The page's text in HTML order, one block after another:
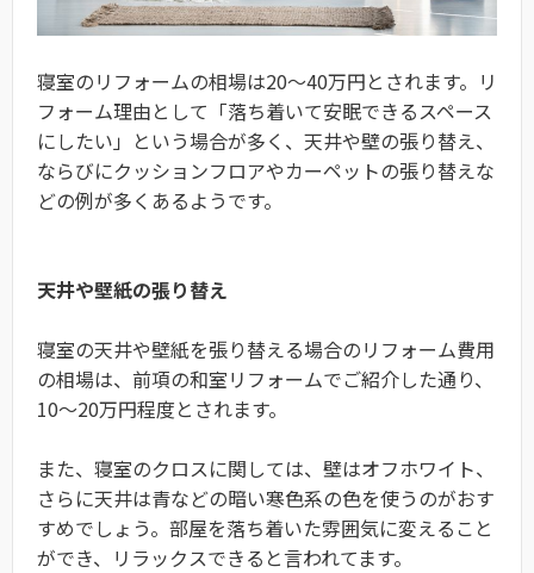
寝室のリフォームの相場は20～40万円とされます。リ
フォーム理由として「落ち着いて安眠できるスペース
にしたい」という場合が多く、天井や壁の張り替え、
ならびにクッションフロアやカーペットの張り替えな
どの例が多くあるようです。
天井や壁紙の張り替え
寝室の天井や壁紙を張り替える場合のリフォーム費用
の相場は、前項の和室リフォームでご紹介した通り、
10～20万円程度とされます。
また、寝室のクロスに関しては、壁はオフホワイト、
さらに天井は青などの暗い寒色系の色を使うのがおす
すめでしょう。部屋を落ち着いた雰囲気に変えること
ができ、リラックスできると言われてます。